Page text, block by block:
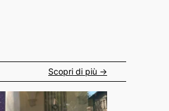
Scopri di più ->